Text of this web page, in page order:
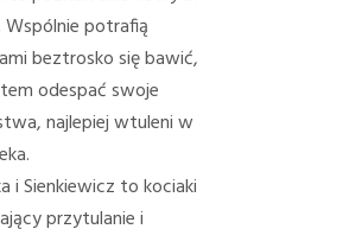
Wspólnie potrafią
beztrosko się bawić,
odespać swoje
najlepiej wtuleni w
i Sienkiewicz to kociaki
przytulanie i